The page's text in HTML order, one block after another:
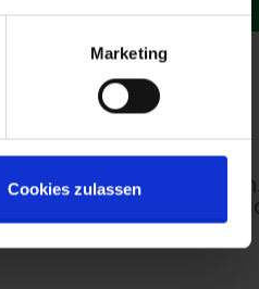
Marketing
Cookies zulassen
Maps
Mehr
Datenschutzerklärung.